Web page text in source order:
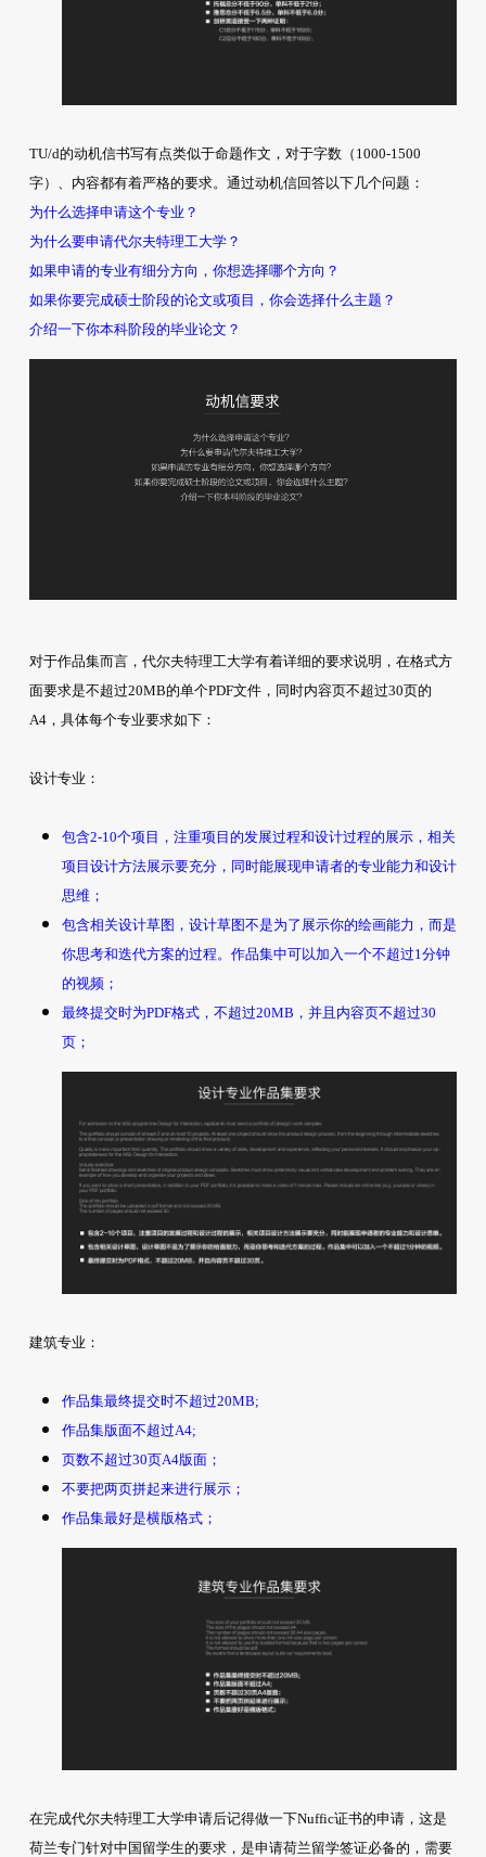
TU/d的动机信书写有点类似于命题作文，对于字数（1000-1500
字）、内容都有着严格的要求。通过动机信回答以下几个问题：
为什么选择申请这个专业？
为什么要申请代尔夫特理工大学？
如果申请的专业有细分方向，你想选择哪个方向？
如果你要完成硕士阶段的论文或项目，你会选择什么主题？
介绍一下你本科阶段的毕业论文？
对于作品集而言，代尔夫特理工大学有着详细的要求说明，在格式方
面要求是不超过20MB的单个PDF文件，同时内容页不超过30页的
A4，具体每个专业要求如下：
设计专业：
包含2-10个项目，注重项目的发展过程和设计过程的展示，相关
项目设计方法展示要充分，同时能展现申请者的专业能力和设计
思维；
包含相关设计草图，设计草图不是为了展示你的绘画能力，而是
你思考和迭代方案的过程。作品集中可以加入一个不超过1分钟
的视频；
最终提交时为PDF格式，不超过20MB，并且内容页不超过30
页；
建筑专业：
作品集最终提交时不超过20MB;
作品集版面不超过A4;
页数不超过30页A4版面；
不要把两页拼起来进行展示；
作品集最好是横版格式；
在完成代尔夫特理工大学申请后记得做一下Nuffic证书的申请，这是
荷兰专门针对中国留学生的要求，是申请荷兰留学签证必备的，需要